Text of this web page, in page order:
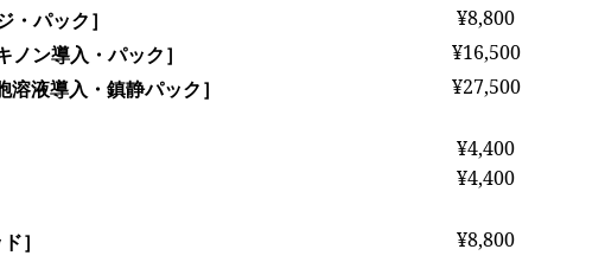
・パック］
¥8,800
ン導入・パック］
¥16,500
液導入・鎮静パック］
¥27,500
¥4,400
¥4,400
］
¥8,800